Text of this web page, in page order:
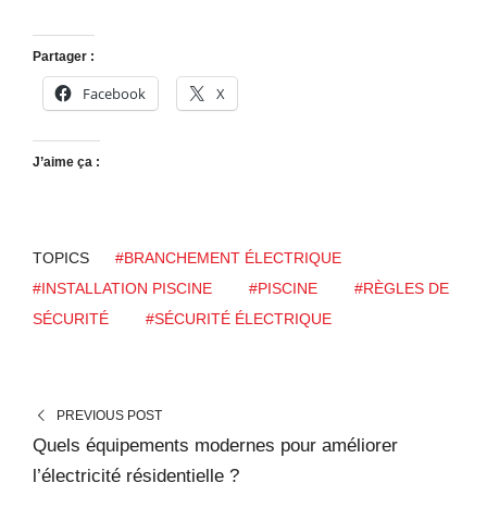
Partager :
Facebook X
J’aime ça :
TOPICS
#BRANCHEMENT ÉLECTRIQUE
#INSTALLATION PISCINE
#PISCINE
#RÈGLES DE
SÉCURITÉ
#SÉCURITÉ ÉLECTRIQUE
PREVIOUS POST
Quels équipements modernes pour améliorer
l’électricité résidentielle ?